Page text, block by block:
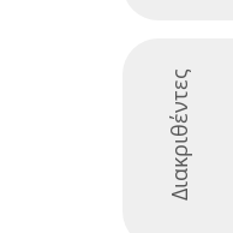
Διακριθέντες